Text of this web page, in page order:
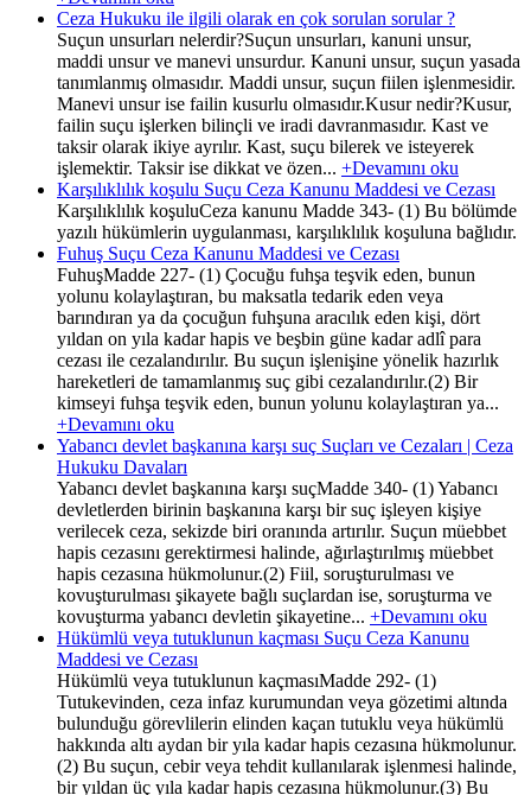
Ceza Hukuku ile ilgili olarak en çok sorulan sorular ?
Suçun unsurları nelerdir?Suçun unsurları, kanuni unsur,
maddi unsur ve manevi unsurdur. Kanuni unsur, suçun yasada
tanımlanmış olmasıdır. Maddi unsur, suçun fiilen işlenmesidir.
Manevi unsur ise failin kusurlu olmasıdır.Kusur nedir?Kusur,
failin suçu işlerken bilinçli ve iradi davranmasıdır. Kast ve
taksir olarak ikiye ayrılır. Kast, suçu bilerek ve isteyerek
işlemektir. Taksir ise dikkat ve özen... +Devamını oku
Karşılıklılık koşulu Suçu Ceza Kanunu Maddesi ve Cezası
Karşılıklılık koşuluCeza kanunu Madde 343- (1) Bu bölümde
yazılı hükümlerin uygulanması, karşılıklılık koşuluna bağlıdır.
Fuhuş Suçu Ceza Kanunu Maddesi ve Cezası
FuhuşMadde 227- (1) Çocuğu fuhşa teşvik eden, bunun
yolunu kolaylaştıran, bu maksatla tedarik eden veya
barındıran ya da çocuğun fuhşuna aracılık eden kişi, dört
yıldan on yıla kadar hapis ve beşbin güne kadar adlî para
cezası ile cezalandırılır. Bu suçun işlenişine yönelik hazırlık
hareketleri de tamamlanmış suç gibi cezalandırılır.(2) Bir
kimseyi fuhşa teşvik eden, bunun yolunu kolaylaştıran ya...
+Devamını oku
Yabancı devlet başkanına karşı suç Suçları ve Cezaları | Ceza
Hukuku Davaları
Yabancı devlet başkanına karşı suçMadde 340- (1) Yabancı
devletlerden birinin başkanına karşı bir suç işleyen kişiye
verilecek ceza, sekizde biri oranında artırılır. Suçun müebbet
hapis cezasını gerektirmesi halinde, ağırlaştırılmış müebbet
hapis cezasına hükmolunur.(2) Fiil, soruşturulması ve
kovuşturulması şikayete bağlı suçlardan ise, soruşturma ve
kovuşturma yabancı devletin şikayetine... +Devamını oku
Hükümlü veya tutuklunun kaçması Suçu Ceza Kanunu
Maddesi ve Cezası
Hükümlü veya tutuklunun kaçmasıMadde 292- (1)
Tutukevinden, ceza infaz kurumundan veya gözetimi altında
bulunduğu görevlilerin elinden kaçan tutuklu veya hükümlü
hakkında altı aydan bir yıla kadar hapis cezasına hükmolunur.
(2) Bu suçun, cebir veya tehdit kullanılarak işlenmesi halinde,
bir yıldan üç yıla kadar hapis cezasına hükmolunur.(3) Bu